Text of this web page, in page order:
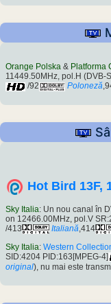
Orange Polska & Platforma
11449.50MHz, pol.H (DVB-
/92
Poloneză
Hot Bird 13F,
Sky Italia: Un nou canal în
on 12466.00MHz, pol.V
/413
Italiană,414
Sky Italia: Western
SID:4204 PID:163[MPEG-4]
original), nu mai este